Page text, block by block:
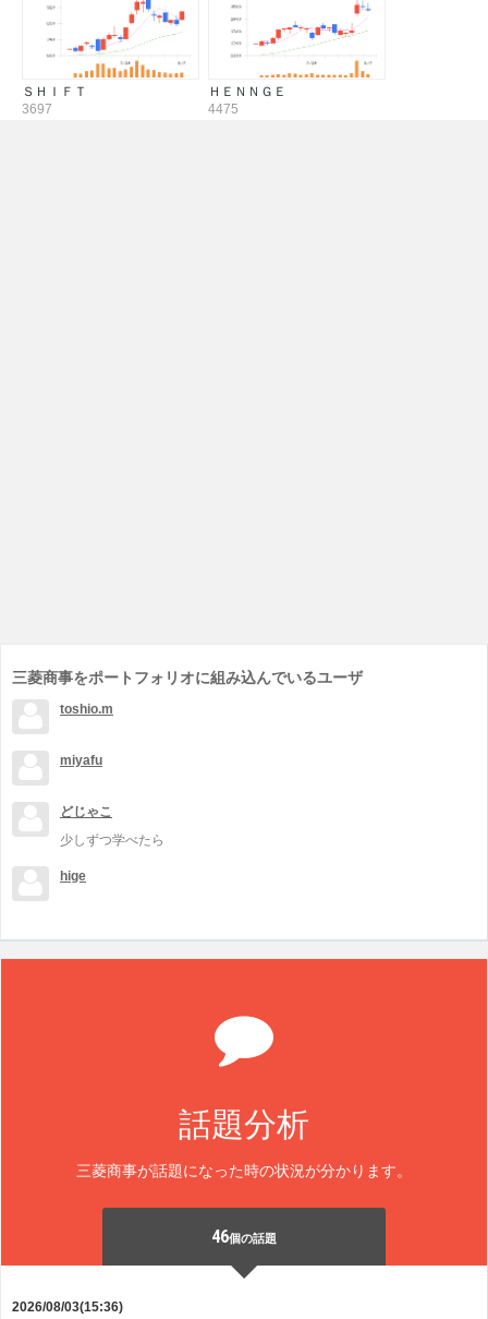
ＳＨＩＦＴ
3697
ＨＥＮＮＧＥ
4475
三菱商事をポートフォリオに組み込んでいるユーザ
toshio.m
miyafu
どじゃこ
少しずつ学べたら
hige
話題分析
三菱商事が話題になった時の状況が分かります。
46個の話題
2026/08/03(15:36)